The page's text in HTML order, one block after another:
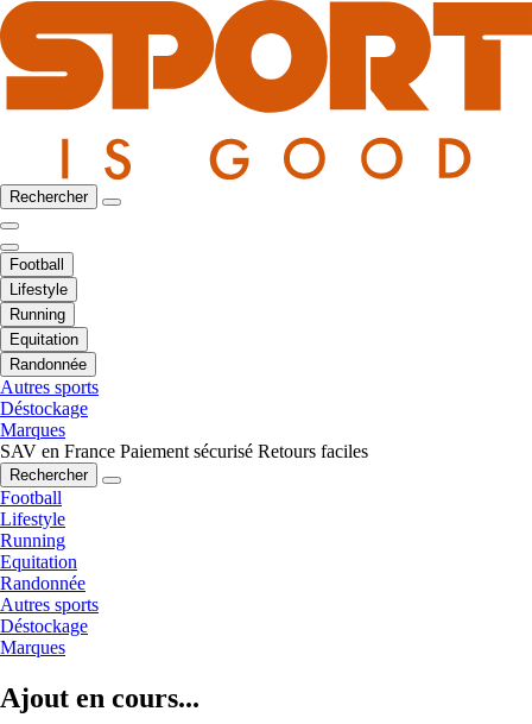
Rechercher
Football
Lifestyle
Running
Equitation
Randonnée
Autres sports
Déstockage
Marques
SAV en France Paiement sécurisé Retours faciles
Rechercher
Football
Lifestyle
Running
Equitation
Randonnée
Autres sports
Déstockage
Marques
Ajout en cours...